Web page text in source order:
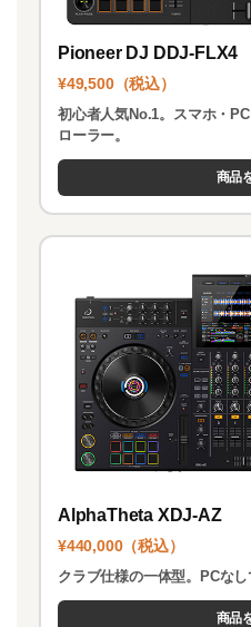
Pioneer DJ DDJ-FLX4
¥49,500（税込）
初心者人気No.1。スマホ・
ローラー。
商品
AlphaTheta XDJ-AZ
¥440,000（税込）
クラブ仕様の一体型。PCなし
商品